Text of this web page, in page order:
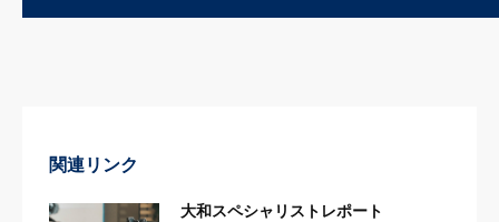
関連リンク
大和スペシャリストレポート